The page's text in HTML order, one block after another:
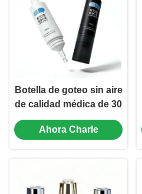
ml a 60 ml
Botella de goteo sin aire
de calidad médica de 30
ml con diseño de
bloqueo de frescura
Ahora Charle